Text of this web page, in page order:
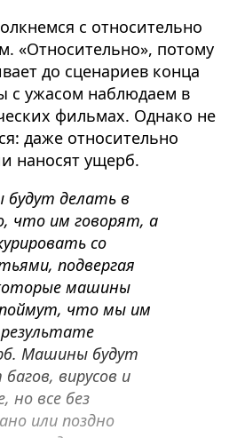
с относительно
«Относительно», потому
до сценариев конца
с ужасом наблюдаем в
фильмах. Однако не
даже относительно
наносят ущерб.
делать в
что им говорят, а
со
подвергая
машины
поймут, что мы им
Машины будут
вирусов и
но все без
или поздно